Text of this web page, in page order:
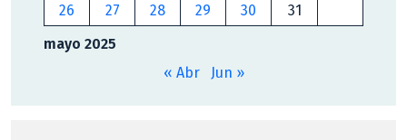
mayo 2025
26
27 28 29 30 31
« Abr Jun »